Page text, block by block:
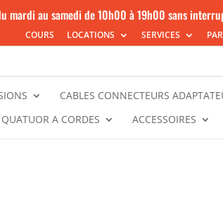
mardi au samedi de 10h00 à 19h00 sans
COURS LOCATIONS SERVICES
CABLES CONNECTEURS
QUATUOR A CORDES ACCESSOIRES